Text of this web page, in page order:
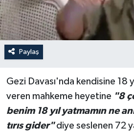
Paylaş
Gezi Davası'nda kendisine 18
veren mahkeme heyetine "8
benim 18 yıl yatmamın ne
tırıs gider"diye seslenen 72